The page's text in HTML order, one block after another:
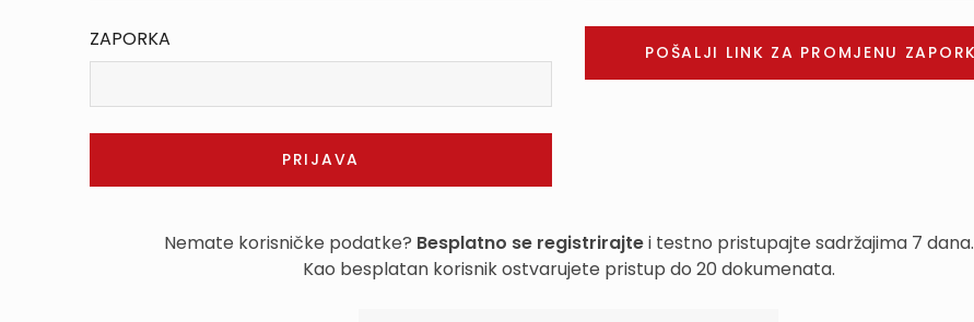
ZAPORKA
Nemate korisničke podatke? Besplatno se registrirajtei testno pristupajte sadržajima 7 dana.
Kao besplatan korisnik ostvarujete pristup do 20 dokumenata.